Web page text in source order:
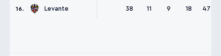
16. Levante 38 11 9 18 47:61